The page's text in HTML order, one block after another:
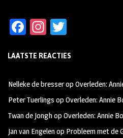
Fa
b
oo
k
In
ag
m
tt
LAATSTE REACTIES
Nelleke de bresseropOverleden:
Peter Tuerlings opOverleden: Annie
Twan de JonghopOverleden: Annie
Jan van Engelenop Probleem met de